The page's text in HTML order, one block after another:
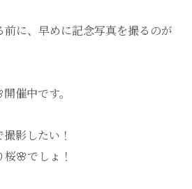
前に、早めに記念写真を撮るのが
催中です。
影したい！
🌸でしょ！